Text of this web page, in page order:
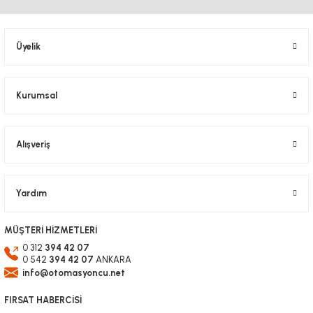
Üyelik
Kurumsal
Alışveriş
Yardım
MÜŞTERİ HİZMETLERİ
0 312 394 42 07
0 542 394 42 07 ANKARA
info@otomasyoncu.net
FIRSAT HABERCİSİ